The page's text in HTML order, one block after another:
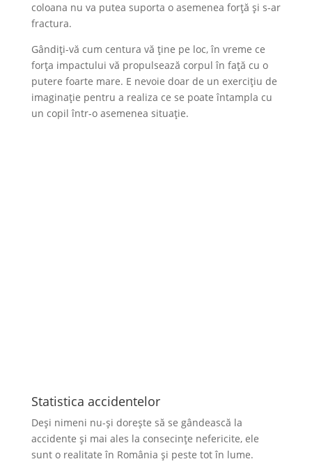
coloana nu va putea suporta o asemenea forță și s-ar
fractura.
Gândiți-vă cum centura vă ține pe loc, în vreme ce
forța impactului vă propulsează corpul în față cu o
putere foarte mare. E nevoie doar de un exercițiu de
imaginație pentru a realiza ce se poate întampla cu
un copil într-o asemenea situație.
Statistica accidentelor
Deși nimeni nu-și dorește să se gândească la
accidente și mai ales la consecințe nefericite, ele
sunt o realitate în România și peste tot în lume.